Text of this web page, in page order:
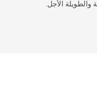
والطويلة الأجل.